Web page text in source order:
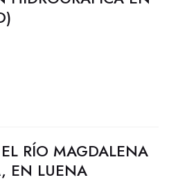
RÍO MAGDALENA
EN LUENA